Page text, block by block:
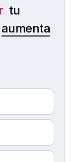
tu
aumenta